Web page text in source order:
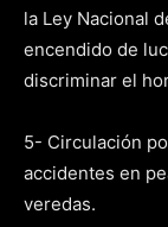
la Ley Nacional
encendido de
discriminar el
5- Circulación
accidentes en
veredas.